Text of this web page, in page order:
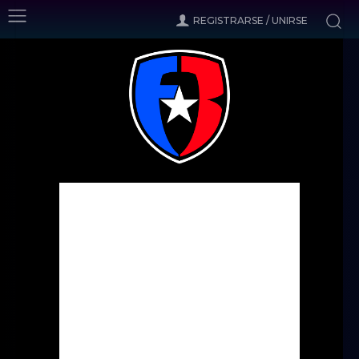
REGISTRARSE / UNIRSE